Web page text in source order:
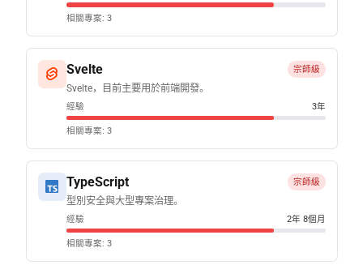
相關專案: 3
Svelte 宗師級
Svelte，目前主要用於前端開發。
經驗 3年
相關專案: 3
TypeScript 宗師級
型別安全與大型專案治理。
經驗 2年 8個月
相關專案: 3